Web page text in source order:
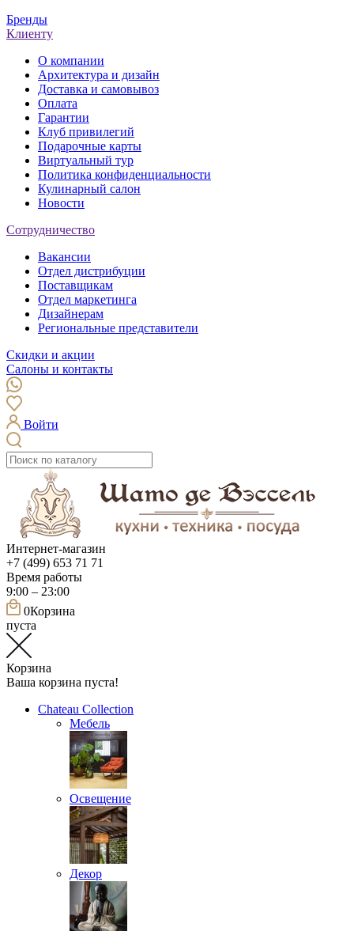
Бренды
Клиенту
О компании
Архитектура и дизайн
Доставка и самовывоз
Оплата
Гарантии
Клуб привилегий
Подарочные карты
Виртуальный тур
Политика конфиденциальности
Кулинарный салон
Новости
Сотрудничество
Вакансии
Отдел дистрибуции
Поставщикам
Отдел маркетинга
Дизайнерам
Региональные представители
Скидки и акции
Салоны и контакты
Войти
Интернет-магазин
+7 (499) 653 71 71
Время работы
9:00 – 23:00
0Корзина
пуста
Корзина
Ваша корзина пуста!
Chateau Collection
Мебель
Освещение
Декор